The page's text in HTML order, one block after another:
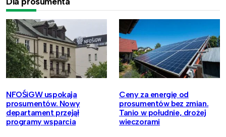
NFOŚiGW uspokaja
prosumentów. Nowy
departament przejął
programy wsparcia
Ceny za energię od
prosumentów bez zmian.
Tanio w południe, drożej
wieczorami